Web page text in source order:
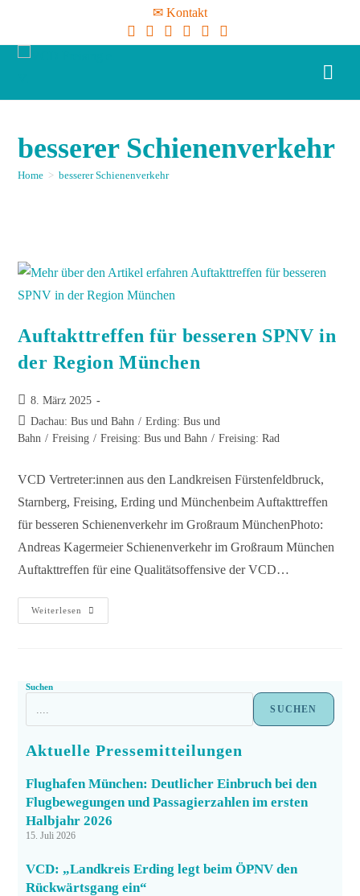
✉ Kontakt
besserer Schienenverkehr
Home > besserer Schienenverkehr
Auftakttreffen für besseren SPNV in
der Region München
8. März 2025
Dachau: Bus und Bahn / Erding: Bus und
Bahn / Freising / Freising: Bus und Bahn / Freising: Rad
VCD Vertreter:innen aus den Landkreisen Fürstenfeldbruck,
Starnberg, Freising, Erding und Münchenbeim Auftakttreffen
für besseren Schienenverkehr im Großraum MünchenPhoto:
Andreas Kagermeier Schienenverkehr im Großraum München
Auftakttreffen für eine Qualitätsoffensive der VCD…
Weiterlesen
Suchen
SUCHEN
Aktuelle Pressemitteilungen
Flughafen München: Deutlicher Einbruch bei den
Flugbewegungen und Passagierzahlen im ersten
Halbjahr 2026
15. Juli 2026
VCD: „Landkreis Erding legt beim ÖPNV den
Rückwärtsgang ein“